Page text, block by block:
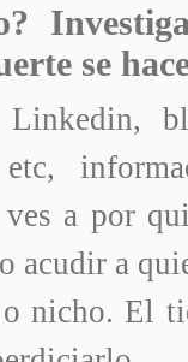
se
etc,
a por
acudir a
nicho. El